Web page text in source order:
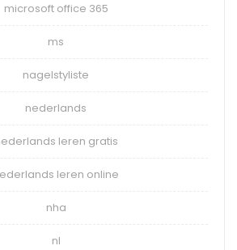
microsoft office 365
ms
nagelstyliste
nederlands
leren gratis
leren online
nha
nl